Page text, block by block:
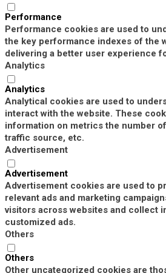
Performance
Performance cookies are used to
the key performance indexes of the
delivering a better user experience
Analytics
Analytics
Analytical cookies are used to
interact with the website. These
information on metrics the number
traffic source, etc.
Advertisement
Advertisement
Advertisement cookies are used to
relevant ads and marketing
visitors across websites and collect
customized ads.
Others
Others
Other uncategorized cookies are